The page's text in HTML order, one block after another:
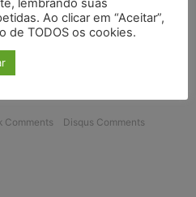
Silvério
Comments Disqus Comments
lembrando suas
Ao clicar em “Aceitar”,
de TODOS os cookies.